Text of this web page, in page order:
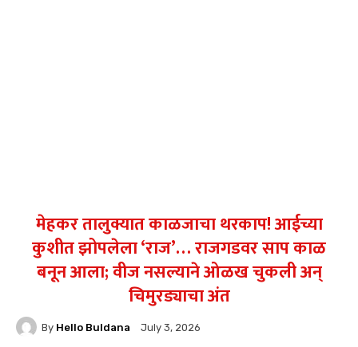
मेहकर तालुक्यात काळजाचा थरकाप! आईच्या
कुशीत झोपलेला ‘राज’… राजगडवर साप काळ
बनून आला; वीज नसल्याने ओळख चुकली अन्
चिमुरड्याचा अंत
By Hello Buldana July 3, 2026